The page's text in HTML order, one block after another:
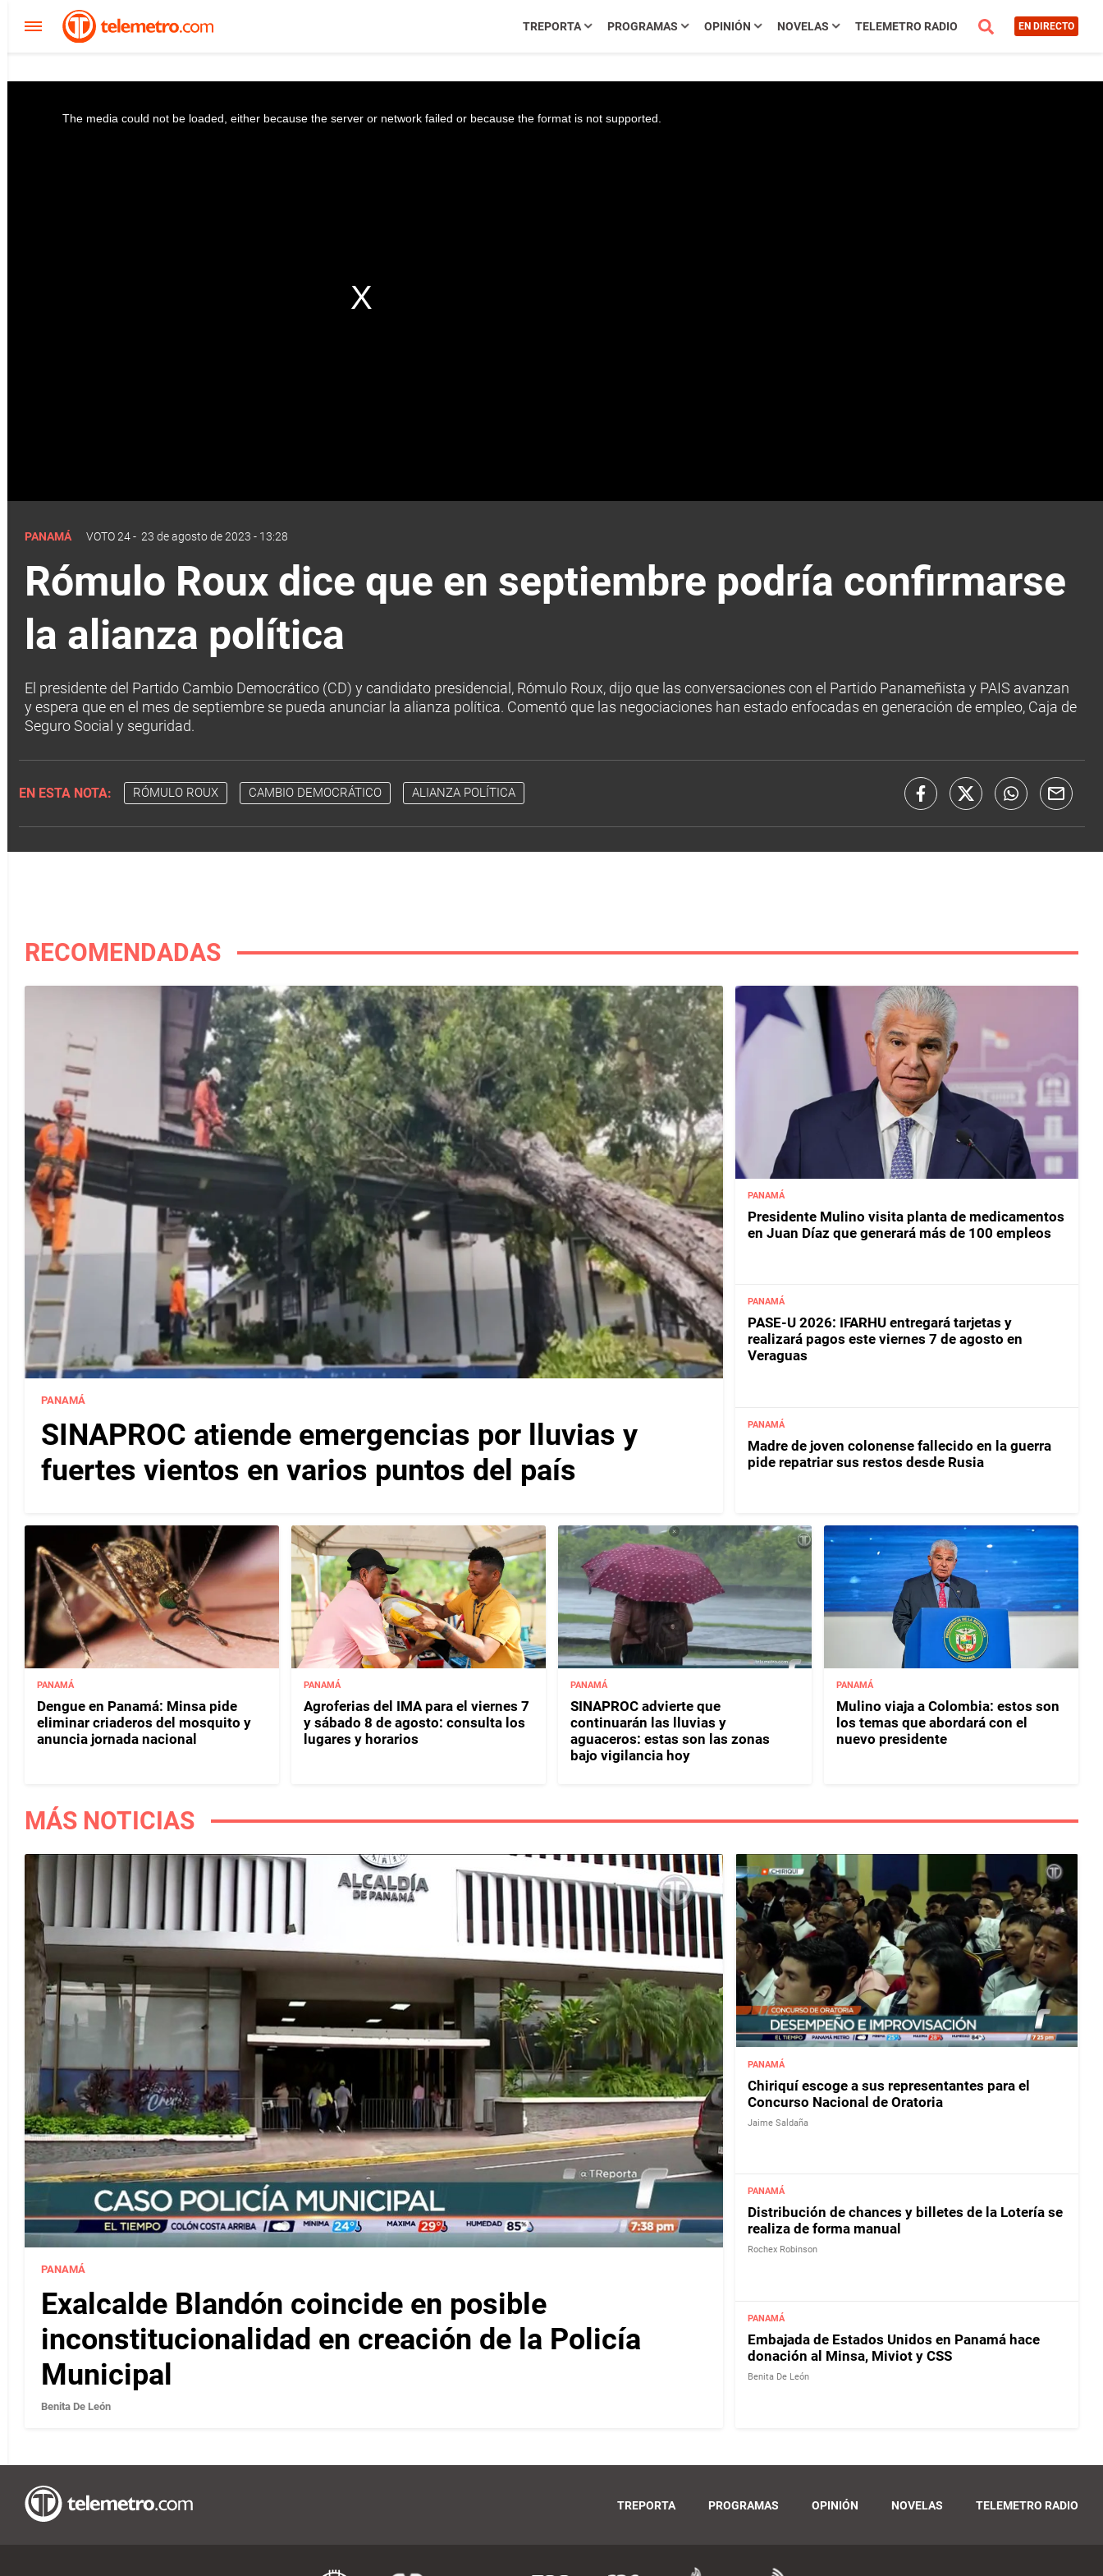
TREPORTA PROGRAMAS OPINIÓN NOVELAS TELEMETRO RADIO EN DIRECTO
The media could not be loaded, either because the server or network failed or because the format is not supported.
PANAMÁ VOTO 24- 23 de agosto de 2023 - 13:28
Rómulo Roux dice que en septiembre podría confirmarse
la alianza política
El presidente del Partido Cambio Democrático (CD) y candidato presidencial, Rómulo Roux, dijo que las conversaciones con el Partido Panameñista y PAIS avanzan
y espera que en el mes de septiembre se pueda anunciar la alianza política. Comentó que las negociaciones han estado enfocadas en generación de empleo, Caja de
Seguro Social y seguridad.
EN ESTA NOTA: RÓMULO ROUX CAMBIO DEMOCRÁTICO ALIANZA POLÍTICA
RECOMENDADAS
PANAMÁ
SINAPROC atiende emergencias por lluvias y
fuertes vientos en varios puntos del país
PANAMÁ
Presidente Mulino visita planta de medicamentos
en Juan Díaz que generará más de 100 empleos
PANAMÁ
PASE-U 2026: IFARHU entregará tarjetas y
realizará pagos este viernes 7 de agosto en
Veraguas
PANAMÁ
Madre de joven colonense fallecido en la guerra
pide repatriar sus restos desde Rusia
PANAMÁ
Dengue en Panamá: Minsa pide
eliminar criaderos del mosquito y
anuncia jornada nacional
PANAMÁ
Agroferias del IMA para el viernes 7
y sábado 8 de agosto: consulta los
lugares y horarios
PANAMÁ
SINAPROC advierte que
continuarán las lluvias y
aguaceros: estas son las zonas
bajo vigilancia hoy
PANAMÁ
Mulino viaja a Colombia: estos son
los temas que abordará con el
nuevo presidente
MÁS NOTICIAS
PANAMÁ
Exalcalde Blandón coincide en posible
inconstitucionalidad en creación de la Policía
Municipal
Benita De León
PANAMÁ
Chiriquí escoge a sus representantes para el
Concurso Nacional de Oratoria
Jaime Saldaña
PANAMÁ
Distribución de chances y billetes de la Lotería se
realiza de forma manual
Rochex Robinson
PANAMÁ
Embajada de Estados Unidos en Panamá hace
donación al Minsa, Miviot y CSS
Benita De León
TREPORTA PROGRAMAS OPINIÓN NOVELAS TELEMETRO RADIO